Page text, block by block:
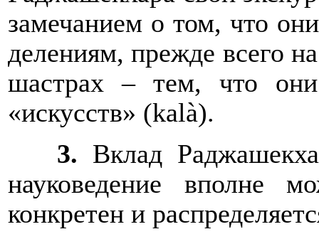
замечанием о том, что
делениям, прежде всего
шастрах – тем, что
«искусств» (kalà).
3. Вклад
науковедение вполне
конкретен и